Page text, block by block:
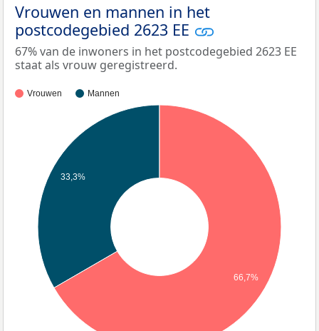
Vrouwen en mannen in het
postcodegebied 2623 EE
67% van de inwoners in het postcodegebied 2623 EE
staat als vrouw geregistreerd.
Vrouwen Mannen
33,3%
66,7%